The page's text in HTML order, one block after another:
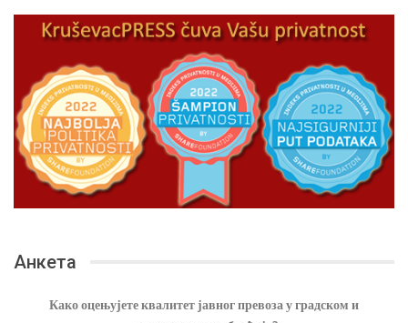
Анкета
Како оцењујете квалитет јавног превоза у градском и